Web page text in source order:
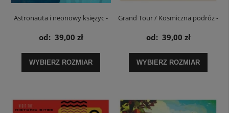
Astronauta i neonowy księżyc -
plakat
od: 39,00 zł
WYBIERZ ROZMIAR
Grand Tour / Kosmiczna podróż -
plakat NASA
od: 39,00 zł
WYBIERZ ROZMIAR